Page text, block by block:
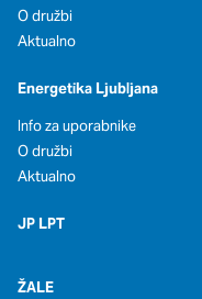
O družbi
Aktualno
Energetika Ljubljana
Info za uporabnike
O družbi
Aktualno
JP LPT
ŽALE